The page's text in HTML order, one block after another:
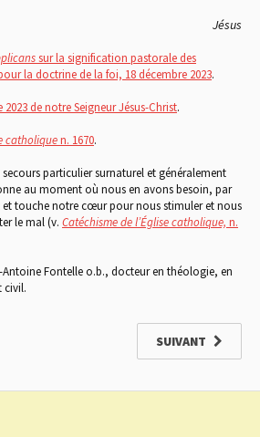
Jésus
sur la signification pastorale des
la doctrine de la foi, 18 décembre 2023.
de notre Seigneur Jésus-Christ.
catholiquen. 1670.
secours particulier surnaturel et généralement
au moment où nous en avons besoin, par
et touche notre cœur pour nous stimuler et nous
le mal (v. Catéchisme de l’Église catholique, n.
Fontelle o.b., docteur en théologie, en
civil.
SUIVANT